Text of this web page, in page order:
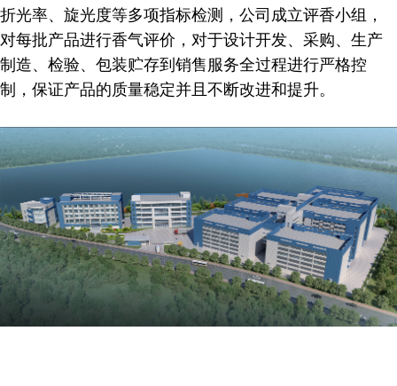
折光率、旋光度等多项指标检测，公司成立评香小组，
对每批产品进行香气评价，对于设计开发、采购、生产
制造、检验、包装贮存到销售服务全过程进行严格控
制，保证产品的质量稳定并且不断改进和提升。